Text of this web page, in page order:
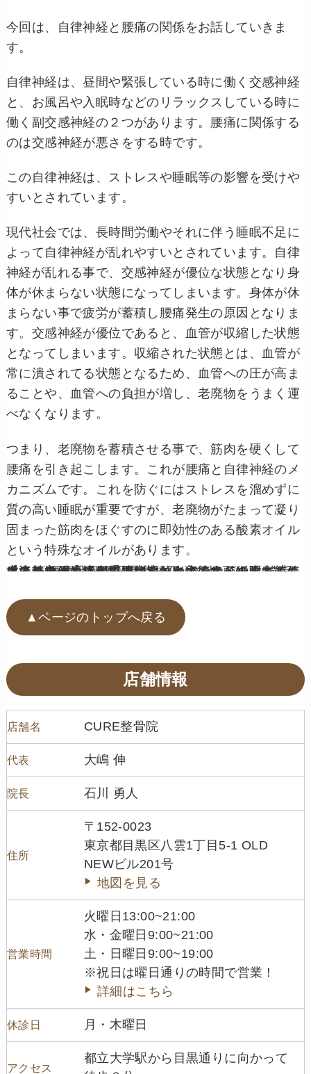
今回は、自律神経と腰痛の関係をお話していきま
す。
自律神経は、昼間や緊張している時に働く交感神経
と、お風呂や入眠時などのリラックスしている時に
働く副交感神経の２つがあります。 腰痛に関係する
のは交感神経が悪さをする時です。
この自律神経は、ストレスや睡眠等の影響を受けや
すいとされています。
現代社会では、長時間労働やそれに伴う睡眠不足に
よって自律神経が乱れやすいとされています。 自律
神経が乱れる事で、交感神経が優位な状態となり身
体が休まらない状態になってしまいます。 身体が休
まらない事で疲労が蓄積し腰痛発生の原因となりま
す。 交感神経が優位であると、血管が収縮した状態
となってしまいます。 収縮された状態とは、血管が
常に潰されてる状態となるため、血管への圧が高ま
ることや、血管への負担が増し、老廃物をうまく運
べなくなります。
つまり、老廃物を蓄積させる事で、筋肉を硬くして
腰痛を引き起こします。 これが腰痛と自律神経のメ
カニズムです。
これを防ぐにはストレスを溜めずに
質の高い睡眠が重要ですが、老廃物がたまって凝り
固まった筋肉をほぐすのに即効性のある酸素オイル
という特殊なオイルがあります。
オイルなどを活用して定期的にほぐして循環をよくすることがとても重要です。自宅でオイルなどを使って軽く体を流してあげることで筋肉がほぐれて、血流が良くなり老廃物が流れやすくなります。セルフメンテナンスが重要になりますので、やり方等気になる方は気軽にご連絡ください！
【姿勢矯正/骨盤矯正/骨格矯正/産後矯正/O脚/猫背/肩こり/腰痛】
▲ページのトップへ戻る
店舗情報
店舗名 CURE整骨院
代表 大嶋 伸
院長 石川 勇人
住所
〒152-0023
東京都目黒区八雲1丁目5-1 OLD
NEWビル201号
地図を見る
営業時間
火曜日13:00~21:00
水・金曜日9:00~21:00
土・日曜日9:00~19:00
※祝日は曜日通りの時間で営業！
詳細はこちら
休診日 月・木曜日
アクセス
都立大学駅から目黒通りに向かって